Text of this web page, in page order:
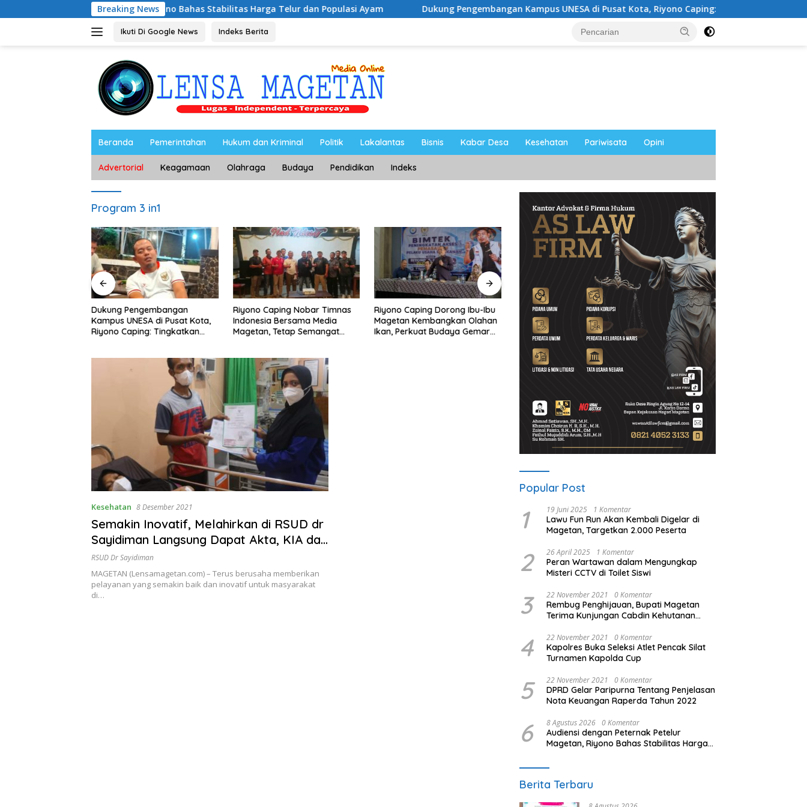
ke
Breaking News
Magetan, Riyono Bahas Stabilitas Harga Telur dan Populasi Ayam Dukung Pengembangan Kampus UNESA di Pusat Kota, Riyono Caping: Tingkatkan SDM dan Gerakkan
Ikuti Di Google News Indeks Berita
Beranda Pemerintahan Hukum dan Kriminal Politik Lakalantas Bisnis Kabar Desa Kesehatan Pariwisata Opini
Advertorial Keagamaan Olahraga Budaya Pendidikan Indeks
Program 3 in1
Dukung Pengembangan
Kampus UNESA di Pusat Kota,
Riyono Caping: Tingkatkan
Riyono Caping Nobar Timnas
Indonesia Bersama Media
Magetan, Tetap Semangat
Riyono Caping Dorong Ibu-Ibu
Magetan Kembangkan Olahan
Ikan, Perkuat Budaya Gemar
Ahmad Setiawan Kenang M.
Sholeh: Pejuang Keadilan “No
Viral No Justice” Telah
Berpulang
Lewat Program Desa BRILiaN,
BRI Magetan Dorong Desa
Wates Berprestasi
Kesehatan 8 Desember 2021
Semakin Inovatif, Melahirkan di RSUD dr
Sayidiman Langsung Dapat Akta, KIA dan
KK
RSUD Dr Sayidiman
MAGETAN (Lensamagetan.com) – Terus berusaha memberikan
pelayanan yang semakin baik dan inovatif untuk masyarakat
di…
Popular Post
1 19 Juni 2025 1 Komentar
Lawu Fun Run Akan Kembali Digelar di
Magetan, Targetkan 2.000 Peserta
2 26 April 2025 1 Komentar
Peran Wartawan dalam Mengungkap
Misteri CCTV di Toilet Siswi
3 22 November 2021 0 Komentar
Rembug Penghijauan, Bupati Magetan
Terima Kunjungan Cabdin Kehutanan
4 22 November 2021 0 Komentar
Kapolres Buka Seleksi Atlet Pencak Silat
Turnamen Kapolda Cup
5 22 November 2021 0 Komentar
DPRD Gelar Paripurna Tentang Penjelasan
Nota Keuangan Raperda Tahun 2022
6 8 Agustus 2026 0 Komentar
Audiensi dengan Peternak Petelur
Magetan, Riyono Bahas Stabilitas Harga
Berita Terbaru